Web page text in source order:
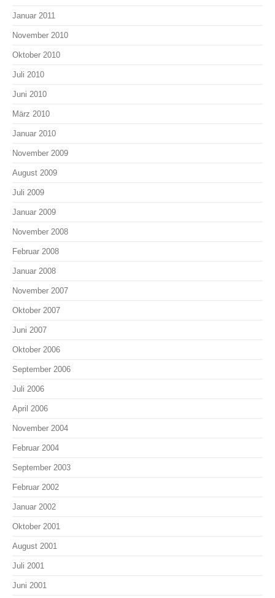
Januar 2011
November 2010
Oktober 2010
Juli 2010
Juni 2010
März 2010
Januar 2010
November 2009
August 2009
Juli 2009
Januar 2009
November 2008
Februar 2008
Januar 2008
November 2007
Oktober 2007
Juni 2007
Oktober 2006
September 2006
Juli 2006
April 2006
November 2004
Februar 2004
September 2003
Februar 2002
Januar 2002
Oktober 2001
August 2001
Juli 2001
Juni 2001